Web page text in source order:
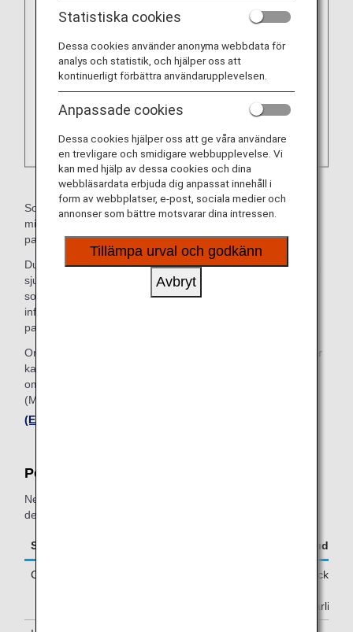
Som en allmän regel är passagerare med allvarliga eller
misstänkta infektioner som kan spridas till andra
passagerare inte tillåtna att gå ombord.
Du får inte gå ombord om du är smittad av någon smittsam
sjukdom som är angiven i School Health and Safety Law
som innebär att du inte får gå till skolan, som covid-19,
influensa och rubella, och perioden för karantän inte har
passerat.
Om din läkare emellertid fastställer att du inte längre smittar
kan du flyga så kontakta din läkare. I detta fall kan du bli
ombedd att utfärda ett formulär för medicinsk information
(MEDIF). Se ”
(Endast på engelska)
Period för deltagandeförbud vid sjukdom
Nedan finns en partiell lista med varaktigheter för
deltagandeförbud vid sjukdom för olika sjukdomar.
Sjukdom Period när deltagande är förbjuden
Covid-19
Fem dagar efter att du har upptäckt
symptomen har blivit mindre allvarliga
Statistiska cookies
Dessa cookies använder anonyma webbdata för
analys och statistik, och hjälper oss att
kontinuerligt förbättra användarupplevelsen.
Anpassade cookies
Dessa cookies hjälper oss att ge våra användare
en trevligare och smidigare webbupplevelse. Vi
kan med hjälp av dessa cookies och dina
webbläsardata erbjuda dig anpassat innehåll i
form av webbplatser, e-post, sociala medier och
annonser som bättre motsvarar dina intressen.
Tillämpa urval och godkänn
Avbryt